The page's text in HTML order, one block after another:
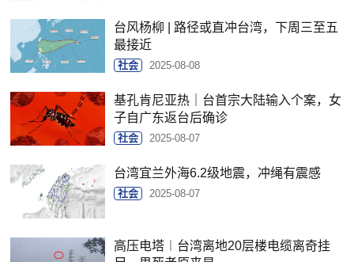
台风杨柳 | 路径或直冲台湾，下周三至五
最接近
社会 2025-08-08
基孔肯尼亚热｜台首宗大陆输入个案，女
子自广东返台后确诊
社会 2025-08-07
台湾宜兰外海6.2级地震，冲绳有震感
社会 2025-08-07
高压电塔︱台湾离地20层楼电缆离奇挂